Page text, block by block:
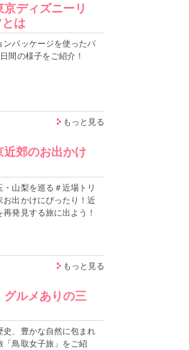
ディズニーリ
は
ンパッケージを使ったパ
間の様子をご紹介！
もっと見る
郊のお出かけ
・山梨を巡る＃近場トリ
お出かけにぴったり！近
再発見する旅に出よう！
もっと見る
ルメありの三
史、豊かな自然に包まれ
「鳥取女子旅」をご紹